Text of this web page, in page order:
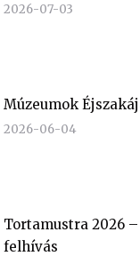
2026-07-03
Múzeumok
2026-06-04
Tortamustra 2026
felhívás